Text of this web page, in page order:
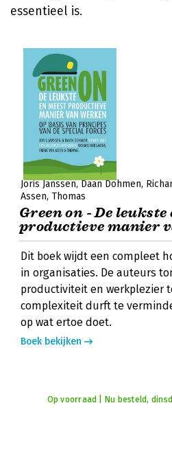
essentieel is.
Joris Janssen Daan Dohmen
Assen Thomas
Green on - De leukste
productieve manier
Dit boek wijdt een compleet
in organisaties. De auteurs
productiviteit en werkplezier
complexiteit durft te
op wat ertoe doet.
Boek bekijken
Op voorraad | Nu besteld,